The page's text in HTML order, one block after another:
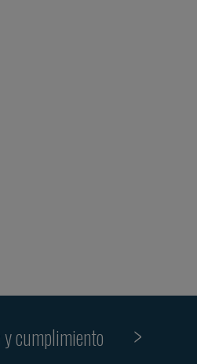
y cumplimiento